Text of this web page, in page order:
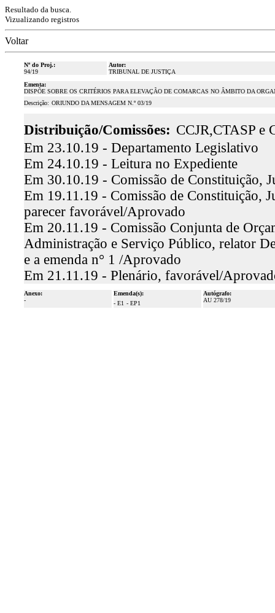
Resultado da busca.
Vizualizando registros
Voltar
Nº do Proj.:
94/19
Autor:
TRIBUNAL DE JUSTIÇA
Ementa:
DISPÕE SOBRE OS CRITÉRIOS PARA ELEVAÇÃO DE COMARCAS NO ÂMBITO DA
Descrição: ORIUNDO DA MENSAGEM N.º 03/19
Distribuição/Comissões: CCJR,CTASP e
Em 23.10.19 - Departamento Legislativo
Em 24.10.19 - Leitura no Expediente
Em 30.10.19 - Comissão de Constituição,
Em 19.11.19 - Comissão de Constituição,
parecer favorável/Aprovado
Em 20.11.19 - Comissão Conjunta de
Administração e Serviço Público, relator
e a emenda n° 1 /Aprovado
Em 21.11.19 - Plenário, favorável/
Anexo:
-
Emenda(s):
- E1 - EP1
Autógrafo:
AU 278/19